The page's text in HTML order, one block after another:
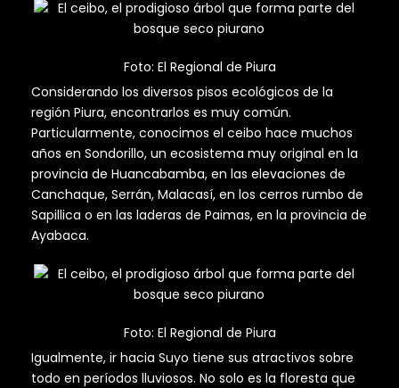
Foto: El Regional de Piura
Considerando los diversos pisos ecológicos de la
región Piura, encontrarlos es muy común.
Particularmente, conocimos el ceibo hace muchos
años en Sondorillo, un ecosistema muy original en la
provincia de Huancabamba, en las elevaciones de
Canchaque, Serrán, Malacasí, en los cerros rumbo de
Sapillica o en las laderas de Paimas, en la provincia de
Ayabaca.
Foto: El Regional de Piura
Igualmente, ir hacia Suyo tiene sus atractivos sobre
todo en períodos lluviosos. No solo es la floresta que